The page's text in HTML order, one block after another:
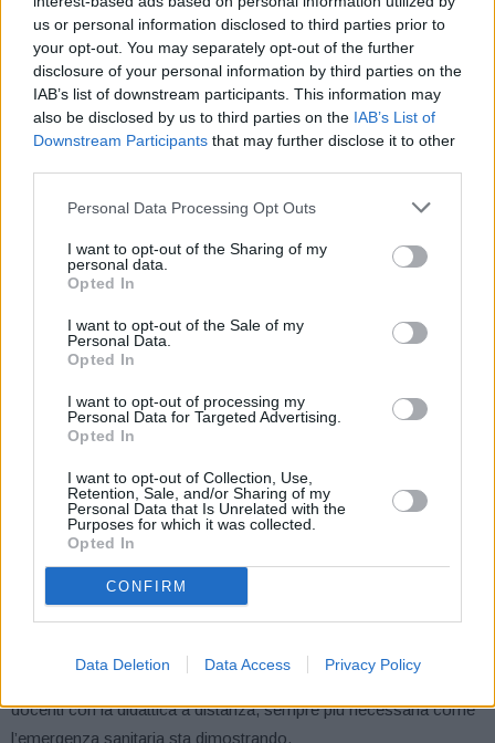
us or personal information disclosed to third parties prior to
your opt-out. You may separately opt-out of the further
disclosure of your personal information by third parties on the
IAB’s list of downstream participants. This information may
also be disclosed by us to third parties on the IAB’s List of
Downstream Participants that may further disclose it to other
Personal Data Processing Opt Outs
I want to opt-out of the Sharing of my
personal data.
Opted In
I want to opt-out of the Sale of my
Personal Data.
Opted In
I want to opt-out of processing my
Personal Data for Targeted Advertising.
Opted In
I want to opt-out of Collection, Use,
Retention, Sale, and/or Sharing of my
Personal Data that Is Unrelated with the
Purposes for which it was collected.
Opted In
CONFIRM
Data Deletion Data Access Privacy Policy
facilitare la loro localizzazione e visionare i tempi, tutto in totale
trasparenza come nostra consuetudine fare”.
Non solo, perché si sta chiudendo il bando per la distribuzione di
800 computer fissi dismessi da Lepida, messi a disposizione
delle scuole dell’Emilia-Romagna anche per fronteggiare le
difficoltà legate alla didattica a distanza. L’assegnazione sarà
Province, in numero proporzionale alla popolazione provinciale
del territorio di richiesta e alla popolazione di studenti di
Il Piano banda ultra-larga
L’accordo sottoscritto dalla Regione e recepito da una recente
scuole non ancora collegate in banda ultra-larga. Gli istituti sono
così suddivisi: 206 in provincia di Bologna; 172 a Reggio Emilia;
137 a Rimini; 130 a Piacenza; 118 a Ferrara; 117 a Modena; 116
a Parma; 107 a Forlì-Cesena; 70 a Ravenna.
La connessione diffusa degli istituti scolastici a livello regionale
consentirà così l’apprendimento, la formazione e l’introduzione
docenti con la didattica a distanza, sempre più necessaria come
l’emergenza sanitaria sta dimostrando.